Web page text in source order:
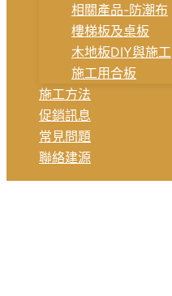
相關產品-防潮布
樓梯板及桌板
木地板DIY與施工
施工用合板
施工方法
促銷訊息
常見問題
聯絡建源